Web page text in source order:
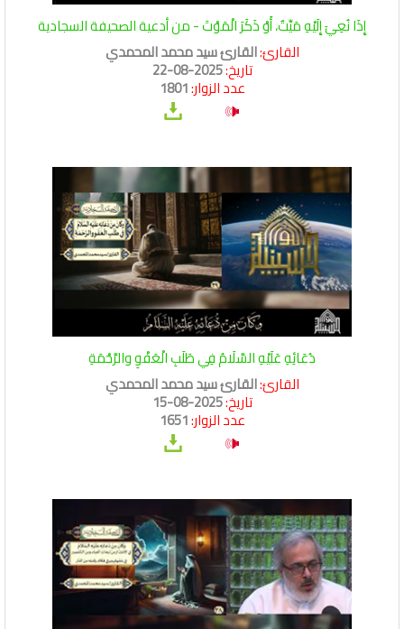
إِذَا نُعِيَ إِلَيْهِ مَيِّتٌ، أَوْ ذَكَرَ الْمَوْتَ - من أدعية الصحيفة السجادية
القارئ:القارئ سيد محمد المحمدي
تاريخ:2025-08-22
عدد الزوار:1801
دُعَائِهِ عَلَيْهِ السَّلَامُ فِي طَلَبِ الْعَفْوِ والرَّحْمَةِ
القارئ:القارئ سيد محمد المحمدي
تاريخ:2025-08-15
عدد الزوار:1651